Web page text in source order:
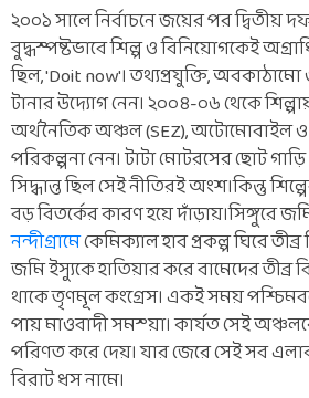
২০০১ সালে নির্বাচনে জয়ের পর দ্বিতীয়
বুদ্ধস্পষ্টভাবে শিল্প ও বিনিয়োগকেই
ছিল, 'Doit now'। তথ্যপ্রযুক্তি, অবকাঠামো
টানার উদ্যোগ নেন। ২০০৪-০৬ থেকে
অর্থনৈতিক অঞ্চল (SEZ), অটোমোবাইল ও
পরিকল্পনা নেন। টাটা মোটরসের ছোট
সিদ্ধান্ত ছিল সেই নীতিরই অংশ।কিন্তু
বড় বিতর্কের কারণ হয়ে দাঁড়ায়।সিঙ্গুরে
নন্দীগ্রামে কেমিক্যাল হাব প্রকল্প ঘিরে
জমি ইস্যুকে হাতিয়ার করে বামেদের
থাকে তৃণমূল কংগ্রেস। একই সময়
পায় মাওবাদী সমস্য়া। কার্যত সেই
পরিণত করে দেয়। যার জেরে সেই সব
বিরাট ধস নামে।